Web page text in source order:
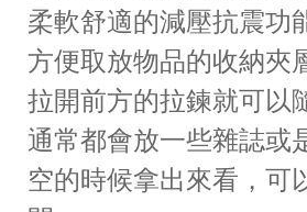
柔軟舒適的減壓抗震功
方便取放物品的收納夾
拉開前方的拉鍊就可以
通常都會放一些雜誌或
空的時候拿出來看，可